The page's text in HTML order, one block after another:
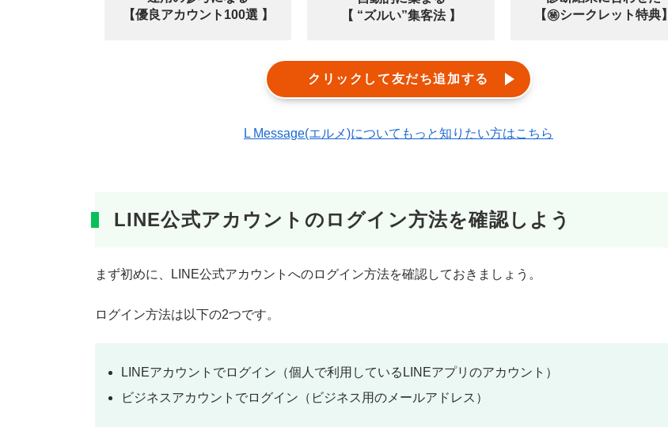
【優良アカウント100選 】
【 “ズルい”集客法 】
【㊙️シークレット特典】
クリックして友だち追加する
L Message(エルメ)についてもっと知りたい方はこちら
LINE公式アカウントのログイン方法を確認しよう
まず初めに、LINE公式アカウントへのログイン方法を確認しておきましょう。
ログイン方法は以下の2つです。
LINEアカウントでログイン（個人で利用しているLINEアプリのアカウント）
ビジネスアカウントでログイン（ビジネス用のメールアドレス）